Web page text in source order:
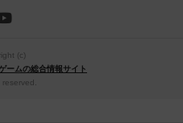
(c)
ームの総合情報サイト
reserved.